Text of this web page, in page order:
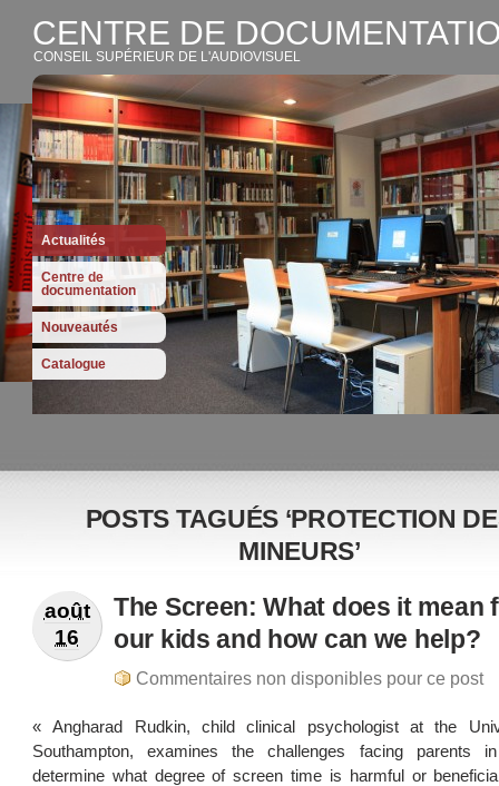
CENTRE DE
CONSEIL SUPÉRIEUR DE L'AUDIOVISUEL
Actualités
Centre de
documentation
Nouveautés
Catalogue
POSTS TAGUÉS ‘PROTECTION
MINEURS’
août
16
The Screen: What does it mean
our kids and how can we help?
Commentaires non disponibles pour ce post
« Angharad Rudkin, child clinical psychologist at the
Southampton, examines the challenges facing parents
determine what degree of screen time is harmful or